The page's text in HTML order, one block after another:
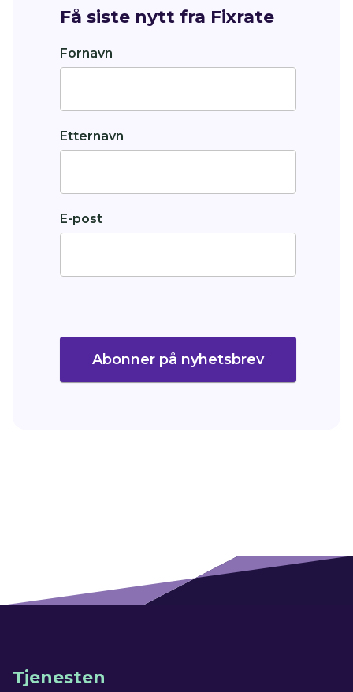
Få siste nytt fra Fixrate
Fornavn
Etternavn
E-post
Abonner på nyhetsbrev
Tjenesten